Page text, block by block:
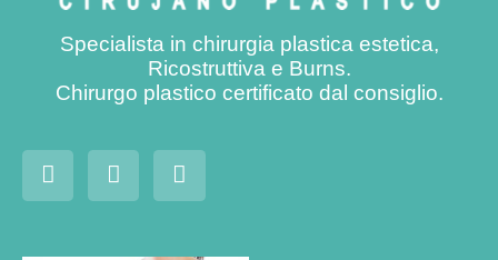
Specialista in chirurgia plastica estetica,
Ricostruttiva e Burns.
Chirurgo plastico certificato dal consiglio.